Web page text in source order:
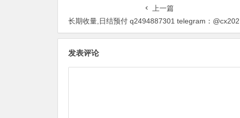
上一篇
长期收量,日结预付 q2494887301 telegram：@cx202099,如果您能解决这个问题，现在怎么样帮你解决？
发表评论